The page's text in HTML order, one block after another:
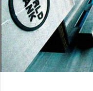
r
u
n
o
u